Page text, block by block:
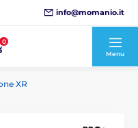
info@momanio.it
0
Menu
XR